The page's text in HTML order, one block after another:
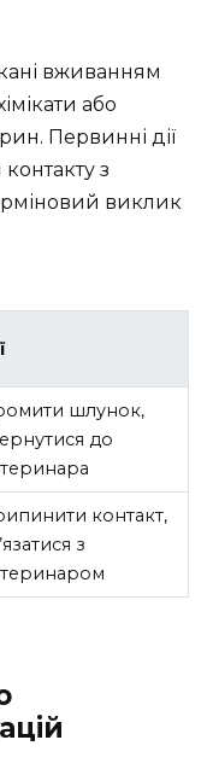
вживанням
або
Первинні дії
з
виклик
шлунок,
до
контакт,
з